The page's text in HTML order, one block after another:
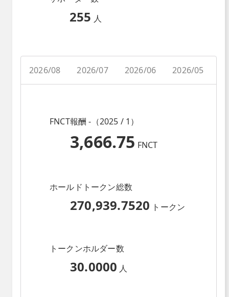
255 人
2026/08 2026/07 2026/06 2026/05
FNCT報酬 -（2025 / 1）
3,666.75 FNCT
ホールドトークン総数
270,939.7520 トークン
トークンホルダー数
30.0000 人